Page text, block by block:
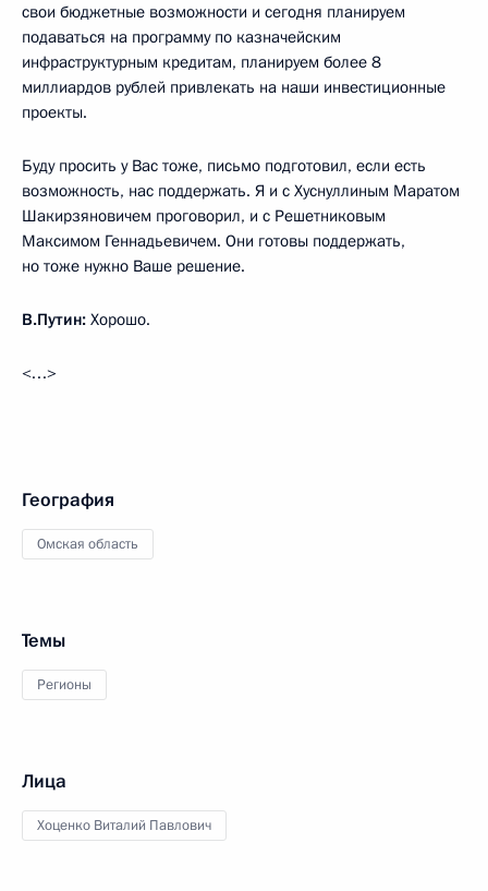
свои бюджетные возможности и сегодня планируем
подаваться на программу по казначейским
инфраструктурным кредитам, планируем более 8
миллиардов рублей привлекать на наши инвестиционные
проекты.
Буду просить у Вас тоже, письмо подготовил, если есть
возможность, нас поддержать. Я и с Хуснуллиным Маратом
Шакирзяновичем проговорил, и с Решетниковым
Максимом Геннадьевичем. Они готовы поддержать,
но тоже нужно Ваше решение.
В.Путин: Хорошо.
<…>
География
Омская область
Темы
Регионы
Лица
Хоценко Виталий Павлович